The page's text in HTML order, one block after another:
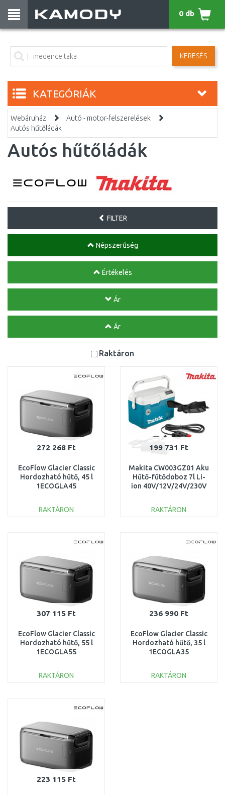
KERESÉS
0 db
KATEGÓRIÁK
Webáruház
Autó - motor-felszerelések
Autós hűtőládák
Autós hűtőládák
FILTER
Népszerűség
Értékelés
Ár
Ár
Raktáron
272 268 Ft
EcoFlow Glacier Classic
Hordozható hűtő, 45 l
1ECOGLA45
RAKTÁRON
Összehasonlítás
199 731 Ft
Makita CW003GZ01 Aku
Hűtő-fűtődoboz 7l Li-
ion 40V/12V/24V/230V
nélkül
RAKTÁRON
Összehasonlítás
307 115 Ft
EcoFlow Glacier Classic
Hordozható hűtő, 55 l
1ECOGLA55
RAKTÁRON
Összehasonlítás
236 990 Ft
EcoFlow Glacier Classic
Hordozható hűtő, 35 l
1ECOGLA35
RAKTÁRON
223 115 Ft